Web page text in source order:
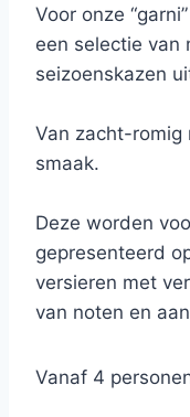
Voor onze
een selectie van
seizoenskazen
Van zacht-romig
smaak.
Deze worden
gepresenteerd
versieren met
van noten en
Vanaf 4